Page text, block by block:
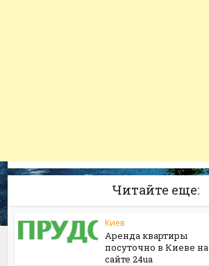
Читайте еще:
Киев
Аренда квартиры
посуточно в Киеве на
сайте 24ua